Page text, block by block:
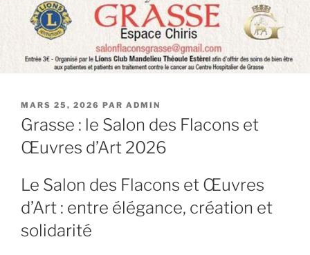
PUBLIÉ
LE
MARS 25, 2026 PAR ADMIN
Grasse : le Salon des Flacons et
Œuvres d’Art 2026
Le Salon des Flacons et Œuvres
d’Art : entre élégance, création et
solidarité